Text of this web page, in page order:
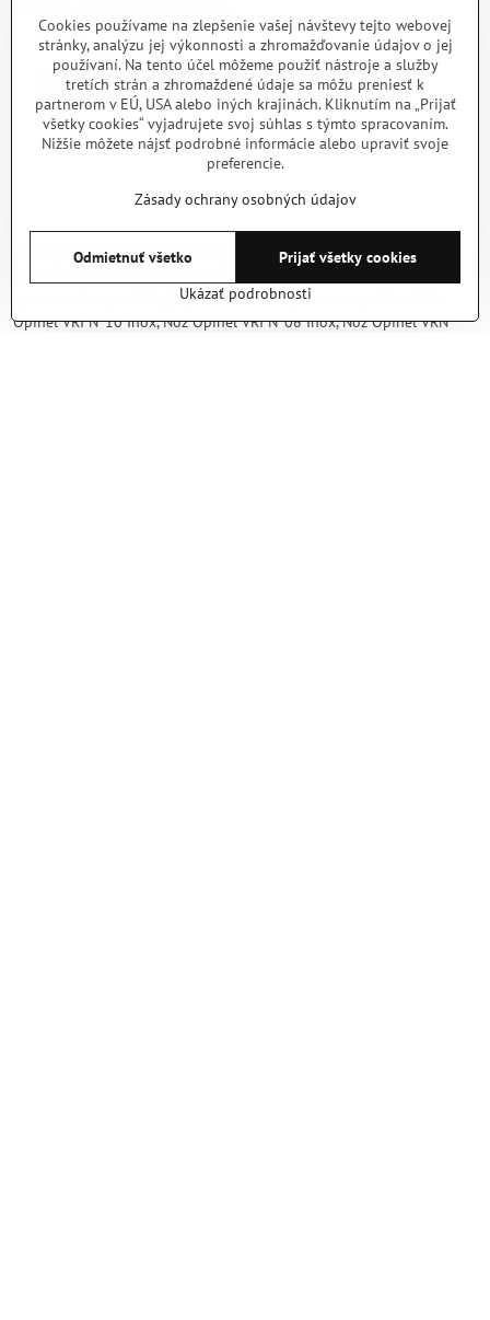
dreva, nôž obsahuje otočnú poistku
Viroblock. Čepeľ z uhlíkovej ocele dobre
drží ostrie a ľahko sa brúsi, avšak je
vysoko náchylná k hrdzaveniu (nôž treba
po použití dôkladne vyčistiť, vysušiť a
pretrieť olejom).
Skladom - odosielame ihneď
10,80 €
Do košíka
Nie sú žiadne ďalšie produkty.
1 2
V kategórii Francúzske nože nájdete nože a príslušenstvo pre
spracovania a praktických parametrov. Nájdete tu napríklad Nôž
Opinel VRI N°10 Inox, Nôž Opinel VRI N°08 Inox, Nôž Opinel VRN
Cookies používame na zlepšenie vašej návštevy tejto webovej
stránky, analýzu jej výkonnosti a zhromažďovanie údajov o jej
používaní. Na tento účel môžeme použiť nástroje a služby
tretích strán a zhromaždené údaje sa môžu preniesť k
partnerom v EÚ, USA alebo iných krajinách. Kliknutím na „Prijať
všetky cookies“ vyjadrujete svoj súhlas s týmto spracovaním.
Nižšie môžete nájsť podrobné informácie alebo upraviť svoje
preferencie.
Zásady ochrany osobných údajov
Ukázať podrobnosti
Prijať všetky cookies
Odmietnuť všetko